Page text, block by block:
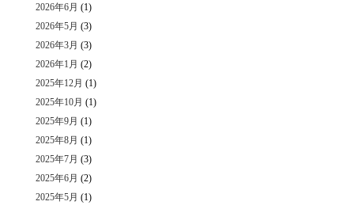
2026年6月 (1)
2026年5月 (3)
2026年3月 (3)
2026年1月 (2)
2025年12月 (1)
2025年10月 (1)
2025年9月 (1)
2025年8月 (1)
2025年7月 (3)
2025年6月 (2)
2025年5月 (1)